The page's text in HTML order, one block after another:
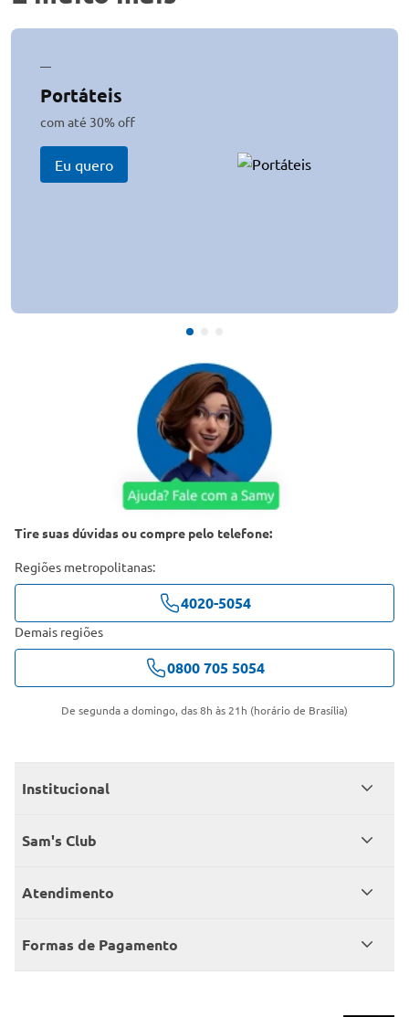
—
Portáteis
com até 30% off
Eu quero
Tire suas dúvidas ou compre pelo telefone:
Regiões metropolitanas:
4020-5054
Demais regiões
0800 705 5054
De segunda a domingo, das 8h às 21h (horário de Brasília)
Institucional
Quem somos
Encontre um Clube
Sam's Club
Seja sócio
Member’s Mark
Atendimento
Fale conosco
Atendimento em libras
Formas de Pagamento